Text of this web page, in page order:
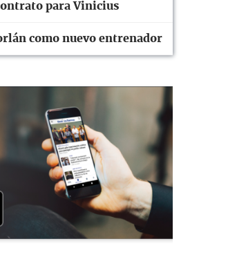
para Vinicius
como nuevo entrenador